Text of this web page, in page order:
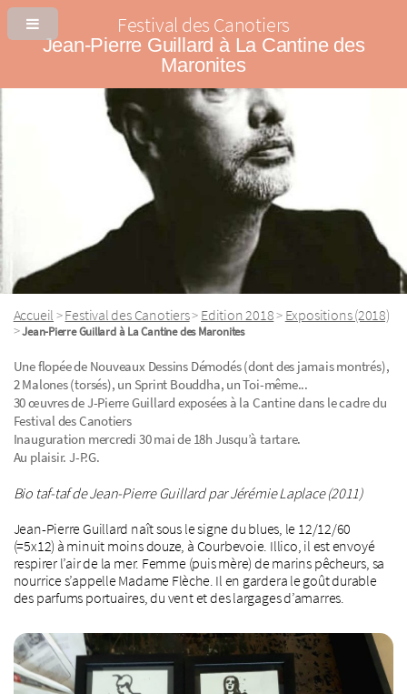
Festival des Canotiers
Jean-Pierre Guillard à La Cantine des
Maronites
Accueil >Festival des Canotiers> Edition 2018> Expositions (2018)
>Jean-Pierre Guillard à La Cantine des Maronites
Une flopée de Nouveaux Dessins Démodés (dont des jamais montrés),
2 Malones (torsés), un Sprint Bouddha, un Toi-même...
30 œuvres de J-Pierre Guillard exposées à la Cantine dans le cadre du
Festival des Canotiers
Inauguration mercredi 30 mai de 18h Jusqu’à tartare.
Au plaisir. J-P.G.
Bio taf-taf de Jean-Pierre Guillard par Jérémie Laplace (2011)
Jean-Pierre Guillard naît sous le signe du blues, le 12/12/60
(=5x12) à minuit moins douze, à Courbevoie. Illico, il est envoyé
respirer l’air de la mer. Femme (puis mère) de marins pêcheurs, sa
nourrice s’appelle Madame Flèche. Il en gardera le goût durable
des parfums portuaires, du vent et des largages d’amarres.